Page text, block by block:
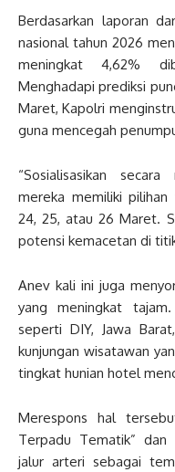
Berdasarkan laporan
nasional tahun 2026
meningkat 4,62%
Menghadapi prediksi
Maret, Kapolri
guna mencegah
“Sosialisasikan
mereka memiliki
24, 25, atau 26 Maret.
potensi kemacetan di
Anev kali ini juga
yang meningkat
seperti DIY, Jawa
kunjungan wisatawan
tingkat hunian hotel
Merespons hal
Terpadu Tematik” dan
jalur arteri sebagai